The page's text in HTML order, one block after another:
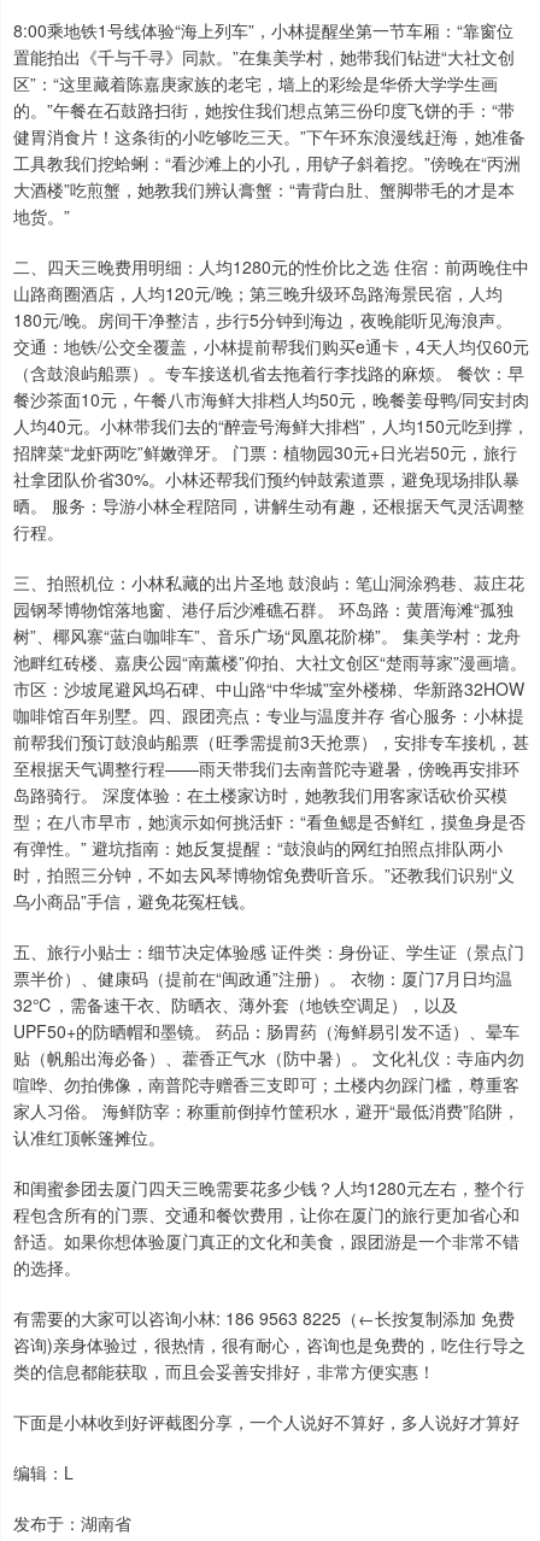
8:00乘地铁1号线体验“海上列车”，小林提醒坐第一节车厢：“靠窗位
置能拍出《千与千寻》同款。”在集美学村，她带我们钻进“大社文创
区”：“这里藏着陈嘉庚家族的老宅，墙上的彩绘是华侨大学学生画
的。”午餐在石鼓路扫街，她按住我们想点第三份印度飞饼的手：“带
健胃消食片！这条街的小吃够吃三天。”下午环东浪漫线赶海，她准备
工具教我们挖蛤蜊：“看沙滩上的小孔，用铲子斜着挖。”傍晚在“丙洲
大酒楼”吃煎蟹，她教我们辨认膏蟹：“青背白肚、蟹脚带毛的才是本
地货。”
二、四天三晚费用明细：人均1280元的性价比之选 住宿：前两晚住中
山路商圈酒店，人均120元/晚；第三晚升级环岛路海景民宿，人均
180元/晚。房间干净整洁，步行5分钟到海边，夜晚能听见海浪声。
交通：地铁/公交全覆盖，小林提前帮我们购买e通卡，4天人均仅60元
（含鼓浪屿船票）。专车接送机省去拖着行李找路的麻烦。 餐饮：早
餐沙茶面10元，午餐八市海鲜大排档人均50元，晚餐姜母鸭/同安封肉
人均40元。小林带我们去的“醉壹号海鲜大排档”，人均150元吃到撑，
招牌菜“龙虾两吃”鲜嫩弹牙。 门票：植物园30元+日光岩50元，旅行
社拿团队价省30%。小林还帮我们预约钟鼓索道票，避免现场排队暴
晒。 服务：导游小林全程陪同，讲解生动有趣，还根据天气灵活调整
行程。
三、拍照机位：小林私藏的出片圣地 鼓浪屿：笔山洞涂鸦巷、菽庄花
园钢琴博物馆落地窗、港仔后沙滩礁石群。 环岛路：黄厝海滩“孤独
树”、椰风寨“蓝白咖啡车”、音乐广场“凤凰花阶梯”。 集美学村：龙舟
池畔红砖楼、嘉庚公园“南薰楼”仰拍、大社文创区“楚雨荨家”漫画墙。
市区：沙坡尾避风坞石碑、中山路“中华城”室外楼梯、华新路32HOW
咖啡馆百年别墅。四、跟团亮点：专业与温度并存 省心服务：小林提
前帮我们预订鼓浪屿船票（旺季需提前3天抢票），安排专车接机，甚
至根据天气调整行程——雨天带我们去南普陀寺避暑，傍晚再安排环
岛路骑行。 深度体验：在土楼家访时，她教我们用客家话砍价买模
型；在八市早市，她演示如何挑活虾：“看鱼鳃是否鲜红，摸鱼身是否
有弹性。” 避坑指南：她反复提醒：“鼓浪屿的网红拍照点排队两小
时，拍照三分钟，不如去风琴博物馆免费听音乐。”还教我们识别“义
乌小商品”手信，避免花冤枉钱。
五、旅行小贴士：细节决定体验感 证件类：身份证、学生证（景点门
票半价）、健康码（提前在“闽政通”注册）。 衣物：厦门7月日均温
32℃，需备速干衣、防晒衣、薄外套（地铁空调足），以及
UPF50+的防晒帽和墨镜。 药品：肠胃药（海鲜易引发不适）、晕车
贴（帆船出海必备）、藿香正气水（防中暑）。 文化礼仪：寺庙内勿
喧哗、勿拍佛像，南普陀寺赠香三支即可；土楼内勿踩门槛，尊重客
家人习俗。 海鲜防宰：称重前倒掉竹筐积水，避开“最低消费”陷阱，
认准红顶帐篷摊位。
和闺蜜参团去厦门四天三晚需要花多少钱？人均1280元左右，整个行
程包含所有的门票、交通和餐饮费用，让你在厦门的旅行更加省心和
舒适。如果你想体验厦门真正的文化和美食，跟团游是一个非常不错
的选择。
有需要的大家可以咨询小林: 186 9563 8225（←长按复制添加 免费
咨询)亲身体验过，很热情，很有耐心，咨询也是免费的，吃住行导之
类的信息都能获取，而且会妥善安排好，非常方便实惠！
下面是小林收到好评截图分享，一个人说好不算好，多人说好才算好
编辑：L
发布于：湖南省